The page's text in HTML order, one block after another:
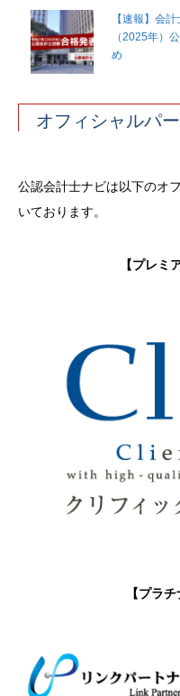
【速報】会
（2025年）
め
オフィシャルパ
公認会計士ナビは以下のオ
いております。
【プレミ
【プラ